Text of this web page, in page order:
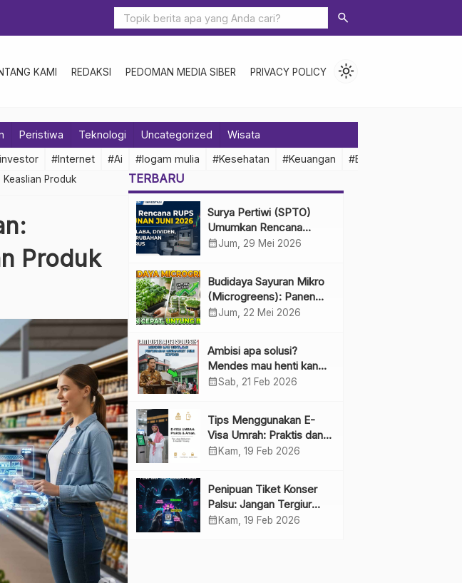
search
KAMI REDAKSI PEDOMAN MEDIA SIBER PRIVACY POLICY light_mode
Peristiwa Teknologi Uncategorized Wisata
#Internet #Ai #logam mulia #Kesehatan #Keuangan #Ekonomi Indonesia
Produk
Produk
TERBARU
Surya Pertiwi (SPTO)
Umumkan Rencana
RUPS Tahunan Juni 2026,
Penguru
calendar_monthJum, 29 Mei 2026
Budidaya Sayuran Mikro
(Microgreens): Panen
Cepat, Untung Besar
calendar_monthJum, 22 Mei 2026
Ambisi apa solusi?
Mendes mau henti kan
penyebaran minimarket
calendar_monthSab, 21 Feb 2026
Tips Menggunakan E-
Visa Umrah: Praktis dan
Cepat
calendar_month Kam, 19 Feb 2026
Penipuan Tiket Konser
Palsu: Jangan Tergiur
Penjualan di Media Sosial
calendar_month Kam, 19 Feb 2026